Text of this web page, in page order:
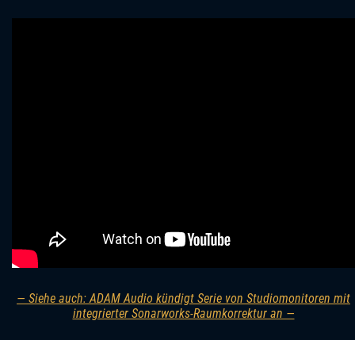
— Siehe auch: ADAM Audio kündigt Serie von Studiomonitoren mit
integrierter Sonarworks-Raumkorrektur an —